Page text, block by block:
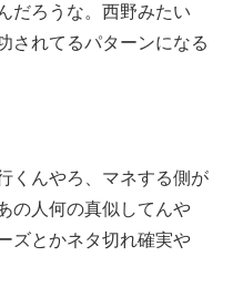
だろうな。西野みたい
されてるパターンになる
くんやろ、マネする側が
の人何の真似してんや
ズとかネタ切れ確実や